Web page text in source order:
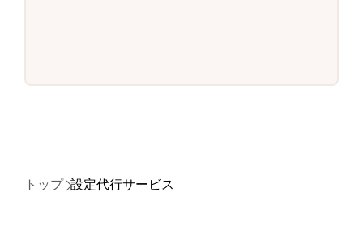
トップ 設定代行サービス